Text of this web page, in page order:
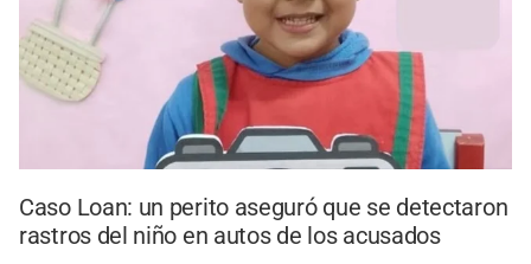
Caso Loan: un perito aseguró que se detectaron
rastros del niño en autos de los acusados